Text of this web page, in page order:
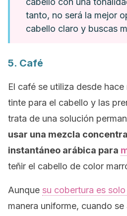
tanto, no será la mejor
cabello claro y buscas
5. Café
El café se utiliza desde
tinte para el cabello y las
trata de una solución
usar una mezcla
instantáneo arábica para
teñir el cabello de color
Aunque su cobertura es
manera uniforme, cuando